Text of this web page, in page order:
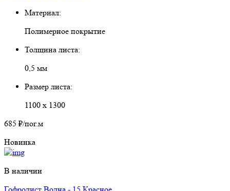
Материал:
Полимерное покрытие
Толщина листа:
0,5 мм
Размер листа:
1100 х 1300
685 ₽/пог.м
Новинка
В наличии